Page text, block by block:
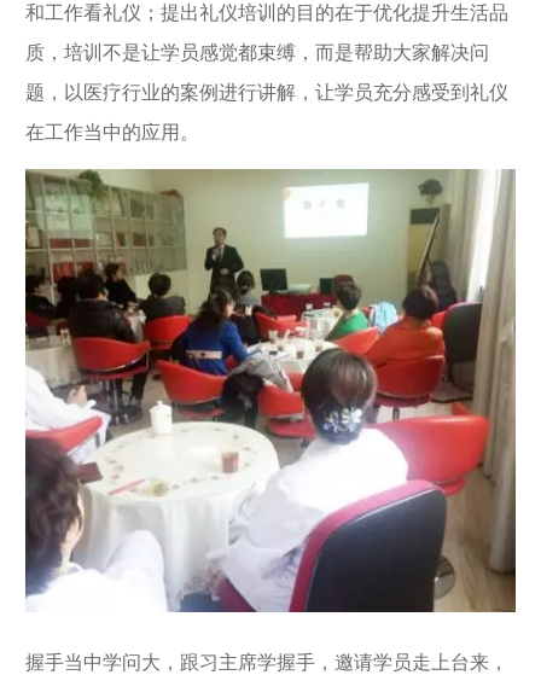
和工作看礼仪；提出礼仪培训的目的在于优化提升生活品
质，培训不是让学员感觉都束缚，而是帮助大家解决问
题，以医疗行业的案例进行讲解，让学员充分感受到礼仪
在工作当中的应用。
握手当中学问大，跟习主席学握手，邀请学员走上台来，